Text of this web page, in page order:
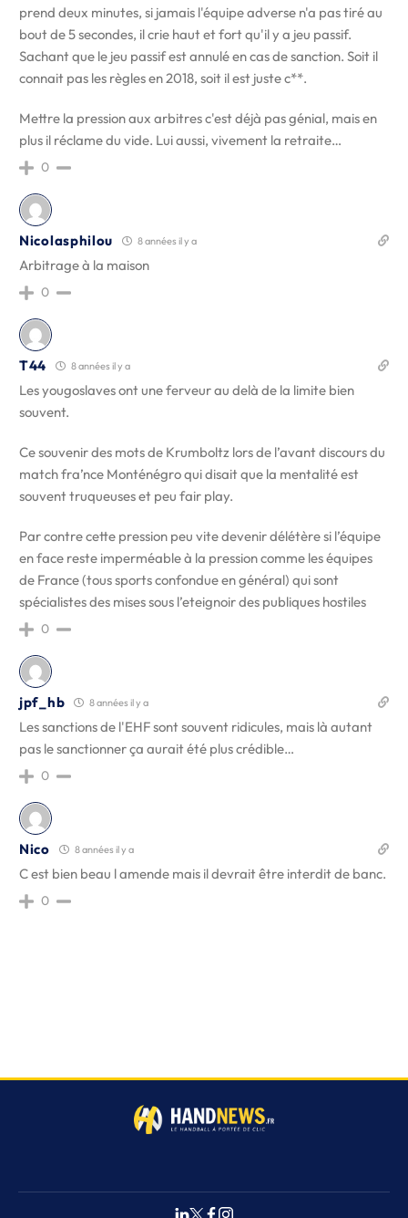
prend deux minutes, si jamais l'équipe adverse n'a pas tiré au
bout de 5 secondes, il crie haut et fort qu'il y a jeu passif.
Sachant que le jeu passif est annulé en cas de sanction. Soit il
connait pas les règles en 2018, soit il est juste c**.
Mettre la pression aux arbitres c'est déjà pas génial, mais en
plus il réclame du vide. Lui aussi, vivement la retraite…
0
Nicolasphilou 8 années il y a
Arbitrage à la maison
0
T44 8 années il y a
Les yougoslaves ont une ferveur au delà de la limite bien
souvent.
Ce souvenir des mots de Krumboltz lors de l’avant discours du
match fra’nce Monténégro qui disait que la mentalité est
souvent truqueuses et peu fair play.
Par contre cette pression peu vite devenir délétère si l’équipe
en face reste imperméable à la pression comme les équipes
de France (tous sports confondue en général) qui sont
spécialistes des mises sous l’eteignoir des publiques hostiles
0
jpf_hb 8 années il y a
Les sanctions de l'EHF sont souvent ridicules, mais là autant
pas le sanctionner ça aurait été plus crédible…
0
Nico 8 années il y a
C est bien beau l amende mais il devrait être interdit de banc.
0